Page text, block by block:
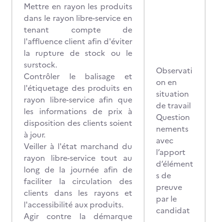
Mettre en rayon les produits
dans le rayon libre-service en
tenant compte de
l'affluence client afin d'éviter
la rupture de stock ou le
surstock.
Contrôler le balisage et
l'étiquetage des produits en
rayon libre-service afin que
les informations de prix à
disposition des clients soient
à jour.
Veiller à l'état marchand du
rayon libre-service tout au
long de la journée afin de
faciliter la circulation des
clients dans les rayons et
l'accessibilité aux produits.
Agir contre la démarque
Observati
on en
situation
de travail
Question
nements
avec
l’apport
d’élément
s de
preuve
par le
candidat